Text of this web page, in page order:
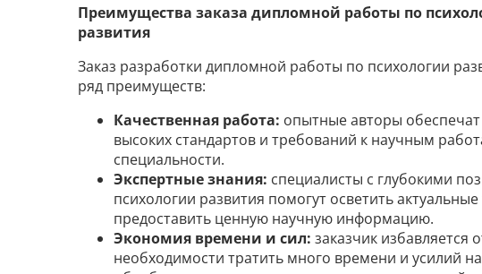
Преимущества заказа дипломной работы по
развития
Заказ разработки дипломной работы по психологии
ряд преимуществ:
Качественная работа: опытные авторы
высоких стандартов и требований к научным
специальности.
Экспертные знания: специалисты с глубокими
психологии развития помогут осветить
предоставить ценную научную информацию.
Экономия времени и сил: заказчик избавляется
необходимости тратить много времени и усилий